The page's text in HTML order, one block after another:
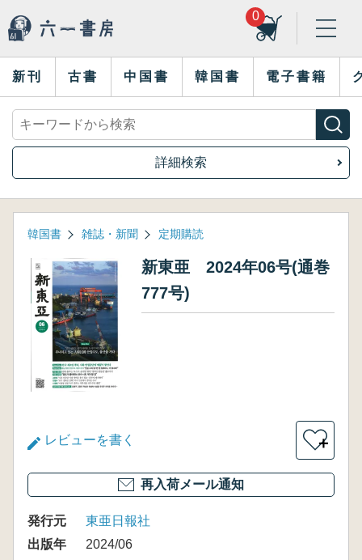
0
新刊 古書 中国書 韓国書 電子書籍
詳細検索
韓国書 雑誌・新聞 定期購読
新東亜 2024年06号(通巻
777号)
レビューを書く ＋
再入荷メール通知
発行元
東亜日報社
出版年
2024/06